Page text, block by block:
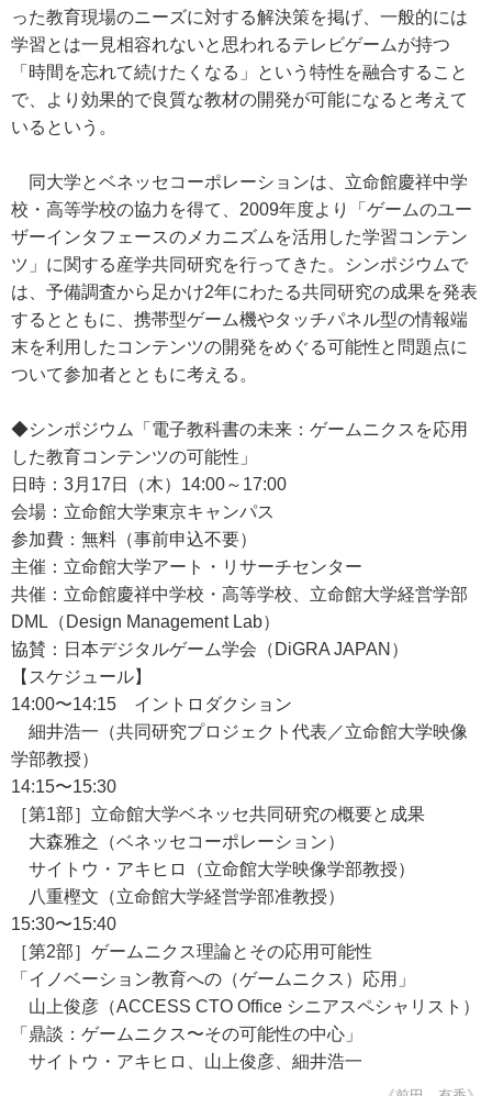
った教育現場のニーズに対する解決策を掲げ、一般的には
学習とは一見相容れないと思われるテレビゲームが持つ
「時間を忘れて続けたくなる」という特性を融合すること
で、より効果的で良質な教材の開発が可能になると考えて
いるという。
同大学とベネッセコーポレーションは、立命館慶祥中学
校・高等学校の協力を得て、2009年度より「ゲームのユー
ザーインタフェースのメカニズムを活用した学習コンテン
ツ」に関する産学共同研究を行ってきた。シンポジウムで
は、予備調査から足かけ2年にわたる共同研究の成果を発表
するとともに、携帯型ゲーム機やタッチパネル型の情報端
末を利用したコンテンツの開発をめぐる可能性と問題点に
ついて参加者とともに考える。
◆シンポジウム「電子教科書の未来：ゲームニクスを応用
した教育コンテンツの可能性」
日時：3月17日（木）14:00～17:00
会場：立命館大学東京キャンパス
参加費：無料（事前申込不要）
主催：立命館大学アート・リサーチセンター
共催：立命館慶祥中学校・高等学校、立命館大学経営学部
DML（Design Management Lab）
協賛：日本デジタルゲーム学会（DiGRA JAPAN）
【スケジュール】
14:00〜14:15 イントロダクション
細井浩一（共同研究プロジェクト代表／立命館大学映像
学部教授）
14:15〜15:30
［第1部］立命館大学ベネッセ共同研究の概要と成果
大森雅之（ベネッセコーポレーション）
サイトウ・アキヒロ（立命館大学映像学部教授）
八重樫文（立命館大学経営学部准教授）
15:30〜15:40
［第2部］ゲームニクス理論とその応用可能性
「イノベーション教育への（ゲームニクス）応用」
山上俊彦（ACCESS CTO Office シニアスペシャリスト）
「鼎談：ゲームニクス〜その可能性の中心」
サイトウ・アキヒロ、山上俊彦、細井浩一